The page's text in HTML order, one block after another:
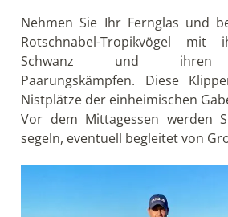
Nehmen Sie Ihr Fernglas und
Rotschnabel-Tropikvögel mit
Schwanz und ihren
Paarungskämpfen. Diese
Nistplätze der einheimischen
Vor dem Mittagessen werden
segeln, eventuell begleitet von